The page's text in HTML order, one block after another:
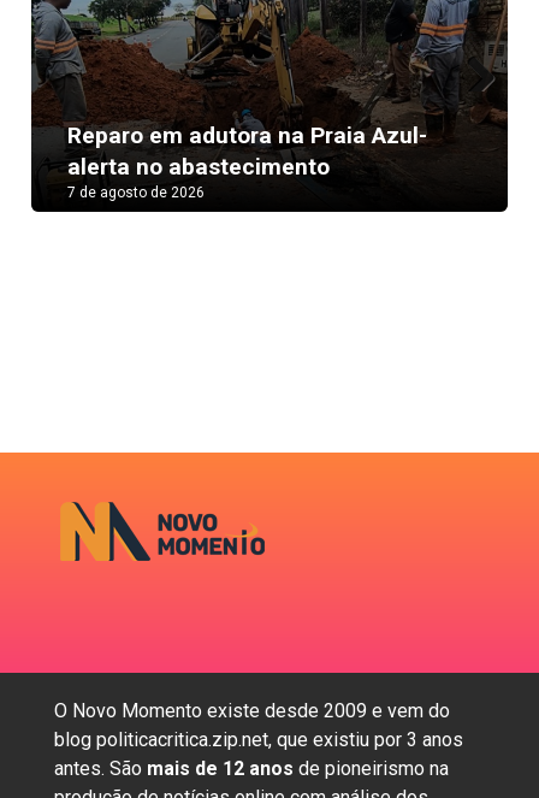
Reparo em adutora na Praia Azul-
alerta no abastecimento
7 de agosto de 2026
Next
O Novo Momento existe desde 2009 e vem do
blog politicacritica.zip.net, que existiu por 3 anos
antes. São mais de 12 anos de pioneirismo na